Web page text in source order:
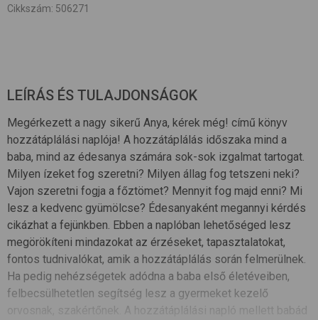
Cikkszám: 506271
LEÍRÁS ÉS TULAJDONSÁGOK
Megérkezett a nagy sikerű Anya, kérek még! című könyv
hozzátáplálási naplója! A hozzátáplálás időszaka mind a
baba, mind az édesanya számára sok-sok izgalmat tartogat.
Milyen ízeket fog szeretni? Milyen állag fog tetszeni neki?
Vajon szeretni fogja a főztömet? Mennyit fog majd enni? Mi
lesz a kedvenc gyümölcse? Édesanyaként megannyi kérdés
cikázhat a fejünkben. Ebben a naplóban lehetőséged lesz
megörökíteni mindazokat az érzéseket, tapasztalatokat,
fontos tudnivalókat, amik a hozzátáplálás során felmerülnek.
Ha pedig nehézségetek adódna a baba első életéveiben,
felbecsülhetetlen segítség lesz a gyermeket kezelő
orvosnak, szakértőnek. A hozzátáplálási napló mellett babád